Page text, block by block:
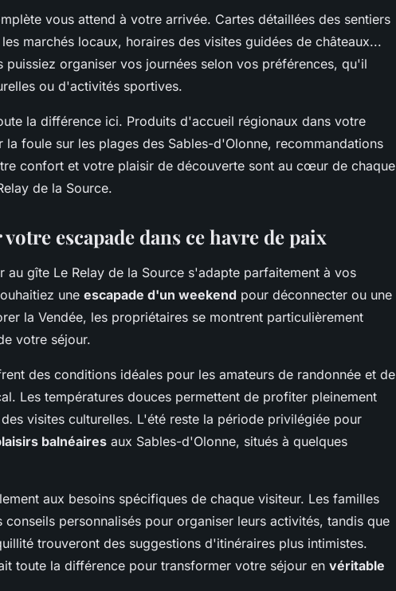
vous attend à votre arrivée. Cartes détaillées des sentiers
marchés locaux, horaires des visites guidées de châteaux...
puissiez organiser vos journées selon vos préférences, qu'il
ou d'activités sportives.
la différence ici. Produits d'accueil régionaux dans votre
foule sur les plages des Sables-d'Olonne, recommandations
confort et votre plaisir de découverte sont au cœur de chaque
de la Source.
escapade dans ce havre de paix
au gîte Le Relay de la Source s'adapte parfaitement à vos
une escapade d'un weekend pour déconnecter ou une
la Vendée, les propriétaires se montrent particulièrement
votre séjour.
des conditions idéales pour les amateurs de randonnée et de
Les températures douces permettent de profiter pleinement
visites culturelles. L'été reste la période privilégiée pour
balnéaires aux Sables-d'Olonne, situés à quelques
aux besoins spécifiques de chaque visiteur. Les familles
personnalisés pour organiser leurs activités, tandis que
trouveront des suggestions d'itinéraires plus intimistes.
toute la différence pour transformer votre séjour en véritable